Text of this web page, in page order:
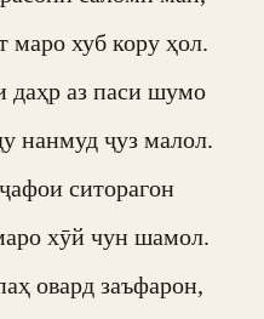
маро хуб кору ҳол.
даҳр аз паси шумо
нанмуд ҷуз малол.
ситорагон
хӯй чун шамол.
овард заъфарон,